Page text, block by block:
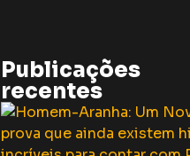
Publicações
recentes